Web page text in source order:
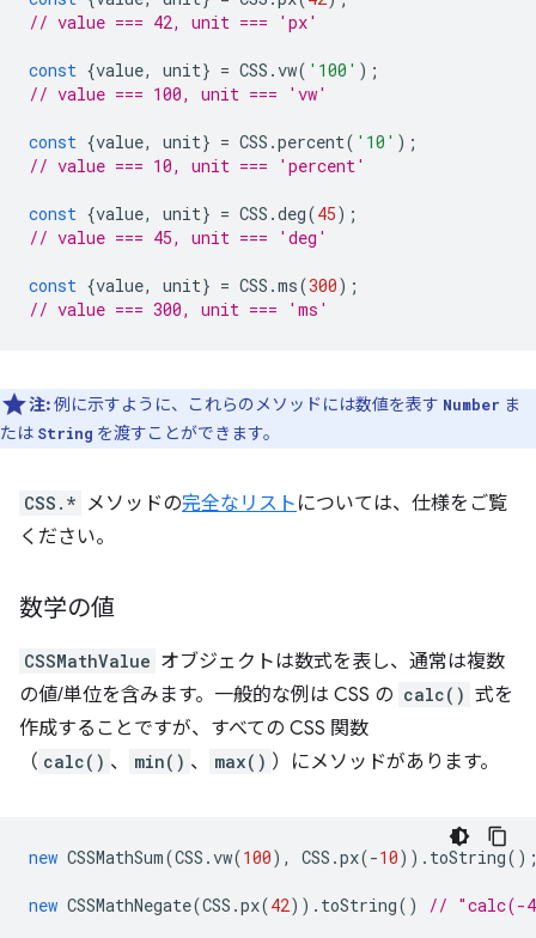
// value === 42, unit === 'px'
const {value, unit} = CSS .vw( '100' );
// value === 100, unit === 'vw'
const {value, unit} = CSS .percent( '10' );
// value === 10, unit === 'percent'
const {value, unit} = CSS .deg(45);
// value === 45, unit === 'deg'
const {value, unit} = CSS .ms(300);
// value === 300, unit === 'ms'
注:例に示すように、これらのメソッドには数値を表す Number ま
たは String を渡すことができます。
CSS.* メソッドの完全なリスト については、仕様をご覧
ください。
数学の値
CSSMathValue オブジェクトは数式を表し、通常は複数
の値/単位を含みます。一般的な例は CSS の calc() 式を
作成することですが、すべての CSS 関数
（ calc() 、 min() 、 max() ）にメソッドがあります。
new CSSMathSum(CSS .vw(100), CSS .px(-10)). toString
new CSSMathNegate(CSS .px(42)). toString() // "calc(-